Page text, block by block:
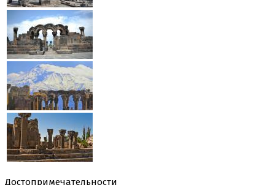
Достопримечательности